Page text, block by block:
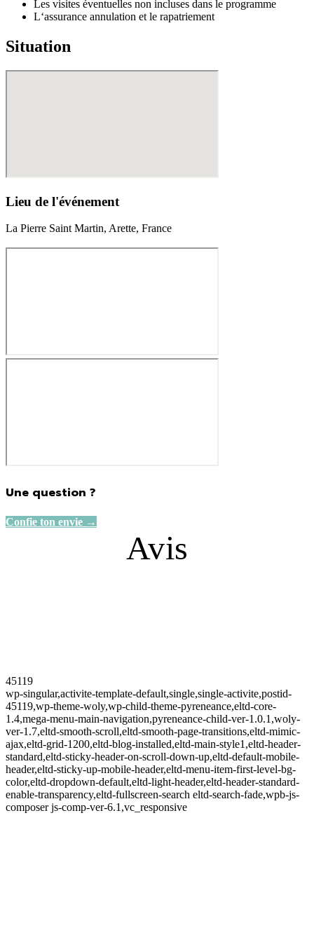
Les visites éventuelles non incluses dans le programme
L‘assurance annulation et le rapatriement
Situation
Lieu de l'événement
La Pierre Saint Martin, Arette, France
Une question ?
Confie ton envie →
Avis
45119
wp-singular,activite-template-default,single,single-activite,postid-
45119,wp-theme-woly,wp-child-theme-pyreneance,eltd-core-
1.4,mega-menu-main-navigation,pyreneance-child-ver-1.0.1,woly-
ver-1.7,eltd-smooth-scroll,eltd-smooth-page-transitions,eltd-mimic-
ajax,eltd-grid-1200,eltd-blog-installed,eltd-main-style1,eltd-header-
standard,eltd-sticky-header-on-scroll-down-up,eltd-default-mobile-
header,eltd-sticky-up-mobile-header,eltd-menu-item-first-level-bg-
color,eltd-dropdown-default,eltd-light-header,eltd-header-standard-
enable-transparency,eltd-fullscreen-search eltd-search-fade,wpb-js-
composer js-comp-ver-6.1,vc_responsive